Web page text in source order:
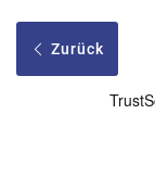
Zurück